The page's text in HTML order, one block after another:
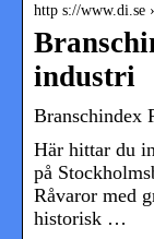
http s://www.di.se
industri
Branschindex
Här hittar du
på
Råvaror med
historisk …